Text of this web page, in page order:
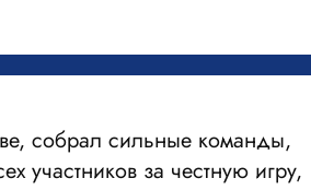
собрал сильные команды,
участников за честную игру,